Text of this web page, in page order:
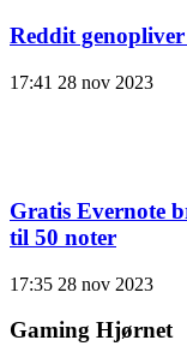
Reddit
17:41 28 nov 2023
Gratis Evernote
til 50 noter
17:35 28 nov 2023
Gaming Hjørnet